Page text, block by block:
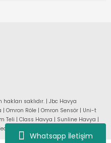
Whatsapp İletişim
saklıdır. | Jbc Havya
Omron Röle | Omron Sensör | Uni-t
Teli | Class Havya | Sunline Havya |
Well Güç Kaynağı |